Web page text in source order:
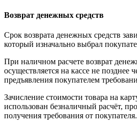
Возврат денежных средств
Срок возврата денежных средств
который изначально выбрал
При наличном расчете возврат
осуществляется на кассе не позднее
предъявления покупателем
Зачисление стоимости товара на
использован безналичный расчёт,
получения требования от покупателя.